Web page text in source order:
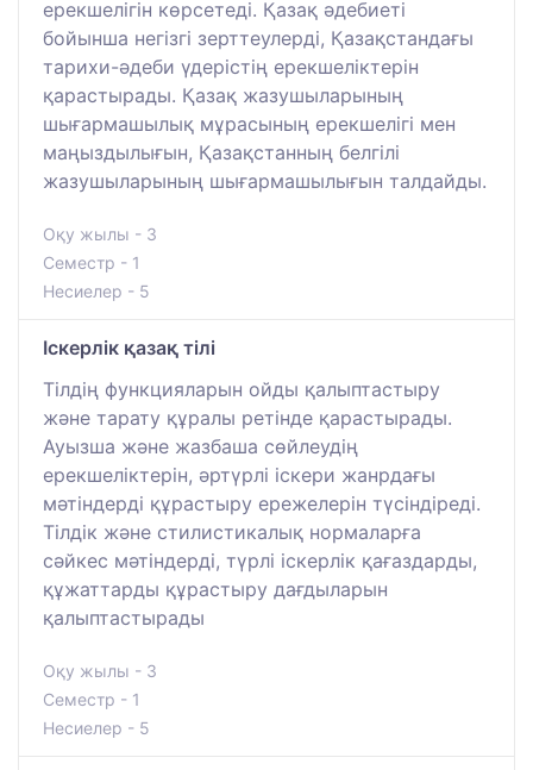
ерекшелігін көрсетеді. Қазақ әдебиеті
бойынша негізгі зерттеулерді, Қазақстандағы
тарихи-әдеби үдерістің ерекшеліктерін
қарастырады. Қазақ жазушыларының
шығармашылық мұрасының ерекшелігі мен
маңыздылығын, Қазақстанның белгілі
жазушыларының шығармашылығын талдайды.
Оқу жылы - 3
Семестр - 1
Несиелер - 5
Іскерлік қазақ тілі
Тілдің функцияларын ойды қалыптастыру
және тарату құралы ретінде қарастырады.
Ауызша және жазбаша сөйлеудің
ерекшеліктерін, әртүрлі іскери жанрдағы
мәтіндерді құрастыру ережелерін түсіндіреді.
Тілдік және стилистикалық нормаларға
сәйкес мәтіндерді, түрлі іскерлік қағаздарды,
құжаттарды құрастыру дағдыларын
қалыптастырады
Оқу жылы - 3
Семестр - 1
Несиелер - 5